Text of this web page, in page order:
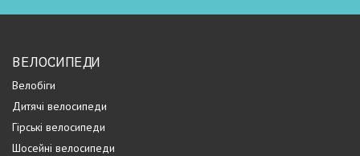
ВЕЛОСИПЕДИ
Велобіги
Дитячі велосипеди
Гірські велосипеди
Шосейні велосипеди